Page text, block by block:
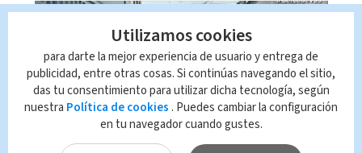
Utilizamos cookies
para darte la mejor experiencia de usuario y entrega de
publicidad, entre otras cosas. Si continúas navegando el sitio,
das tu consentimiento para utilizar dicha tecnología, según
nuestra Política de cookies . Puedes cambiar la configuración
en tu navegador cuando gustes.